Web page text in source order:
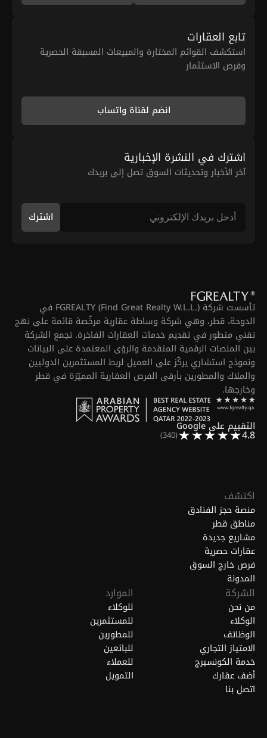
تابع العقارات
استكشف القوائم المختارة والمبيعات المسبقة الحصرية
وفرص الاستثمار
انضم لقناة واتساب
اشترك في النشرة الإخبارية
آخر الأخبار وتحديثات السوق تصل إلى بريدك
اشترك
تأسست شركة FGREALTY (Find Great Realty W.L.L.) في
الدوحة، قطر، وهي شركة وساطة عقارية مرخّصة قائمة على نهج
تقني متطور في تقديم خدمات العقارات الفاخرة. تجمع الشركة
بين المنصات الرقمية المتقدمة والرؤى المعتمدة على البيانات
ونموذج استشاري يركّز على العميل لربط المستثمرين الدوليين
والملاك والمطورين بأرقى الفرص العقارية المميّزة في قطر
وخارجها.
التقييم على Google
4.8
(340)
اكتشف
منصة حجز الفنادق
مناطق قطر
مشاريع جديدة
عقارات حصرية
فرص خارج السوق
المدونة
الشركة
من نحن
الوكلاء
الوظائف
الامتياز التجاري
خدمة الكونسيرج
أضف عقارك
اتصل بنا
الموارد
للوكلاء
للمستثمرين
للمطورين
للبائعين
للعملاء
التمويل